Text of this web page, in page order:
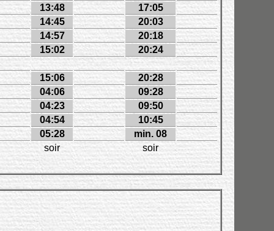
13:48
17:05
14:45
20:03
14:57
20:18
15:02
20:24
15:06
20:28
04:06
09:28
04:23
09:50
04:54
10:45
05:28
min. 08
soir
soir